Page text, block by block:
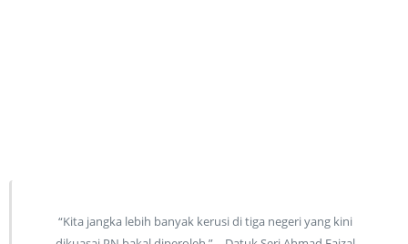
“Kita jangka lebih banyak kerusi di tiga negeri yang kini